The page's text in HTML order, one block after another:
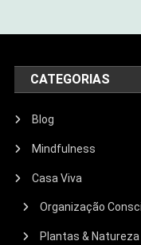
CATEGORIAS
Blog
Mindfulness
Casa Viva
Organização
Plantas & Natureza